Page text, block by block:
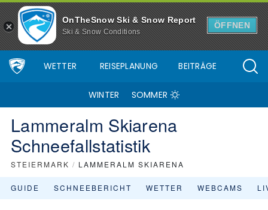
OnTheSnow Ski & Snow Report
Ski & Snow Conditions
ÖFFNEN
WETTER REISEPLANUNG BEITRÄGE
WINTER SOMMER
Lammeralm Skiarena
Schneefallstatistik
STEIERMARK / LAMMERALM SKIARENA
GUIDE SCHNEEBERICHT WETTER WEBCAMS